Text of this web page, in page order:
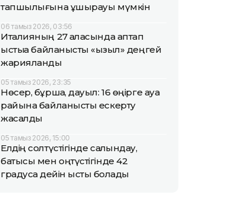
тапшылығына ұшырауы мүмкін
06 тамыз 2026, 03:56
Италияның 27 қаласында аптап
ыстыққа байланысты «қызыл» деңгей
жарияланды
05 тамыз 2026, 23:35
Нөсер, бұршақ, дауыл: 16 өңірге ауа
райына байланысты ескерту
жасалды
05 тамыз 2026, 15:00
Елдің солтүстігінде салқындау,
батысы мен оңтүстігінде 42
градусқа дейін ыстық болады